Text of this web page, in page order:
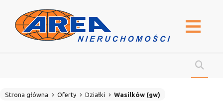
Strona główna Oferty Działki Wasilków (gw)